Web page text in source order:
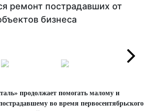
ремонт пострадавших от
бизнеса
продолжает помогать малому и
во время первосентябрьского